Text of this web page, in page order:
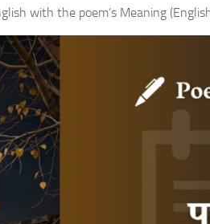
with the poem’s Meaning